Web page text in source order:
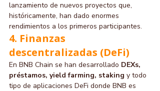
lanzamiento de nuevos proyectos que,
históricamente, han dado enormes
rendimientos a los primeros participantes.
4. Finanzas
descentralizadas (DeFi)
En BNB Chain se han desarrollado DEXs,
préstamos, yield farming, staking y todo
tipo de aplicaciones DeFi donde BNB es